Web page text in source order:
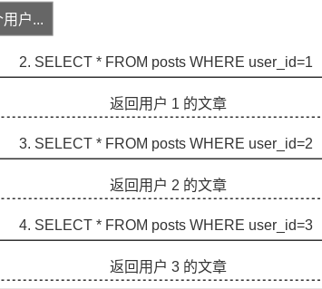
户...
2. SELECT * FROM posts WHERE user_id=1
返回用户 1 的文章
3. SELECT * FROM posts WHERE user_id=2
返回用户 2 的文章
4. SELECT * FROM posts WHERE user_id=3
返回用户 3 的文章